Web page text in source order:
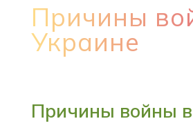
Причины
Украине
Причины войны